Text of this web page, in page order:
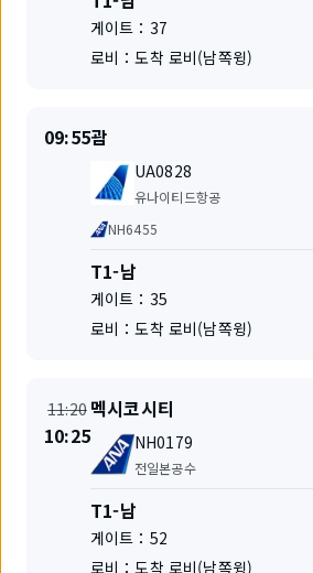
항
편
미
널
게이트： 37
로비：도착 로비(남쪽윙)
출
발
09:55출
발
괌
편
명
UA0828
항
사
유나이티드항공
공
동
운
항
편
NH6455
터
미
널
T1-남
게이트： 35
로비：도착 로비(남쪽윙)
출
발
11:20
시
간
10:25
출
발
지
멕시코시티
편
명
NH0179
항
공
사
전일본공수
터
미
널
T1-남
게이트： 52
로비：도착 로비(남쪽윙)